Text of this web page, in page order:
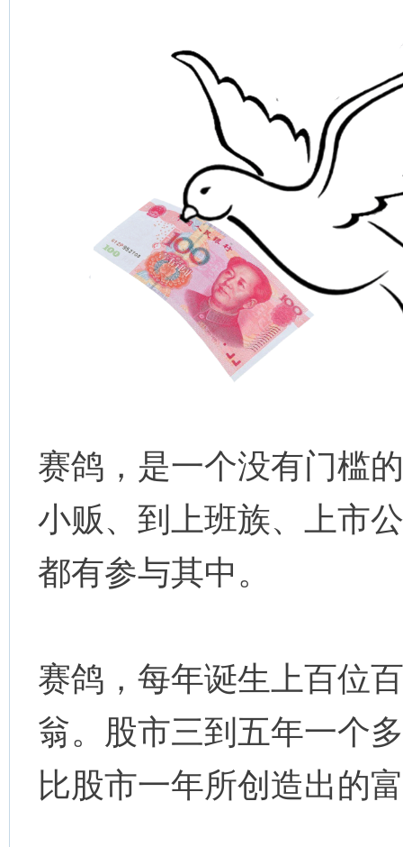
赛鸽，是一个没有门槛
小贩、到上班族、上市
都有参与其中。
赛鸽，每年诞生上百位
翁。股市三到五年一个
比股市一年所创造出的